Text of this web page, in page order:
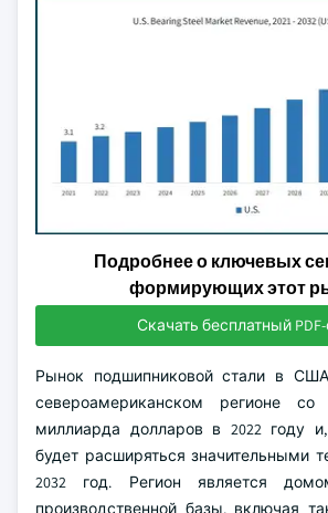
Подробнее о ключевых
формирующих этот
Скачать бесплатный
Рынок подшипниковой стали в
североамериканском регионе со
миллиарда долларов в 2022 году
будет расширяться значительными
2032 год. Регион является
производственной базы, включая